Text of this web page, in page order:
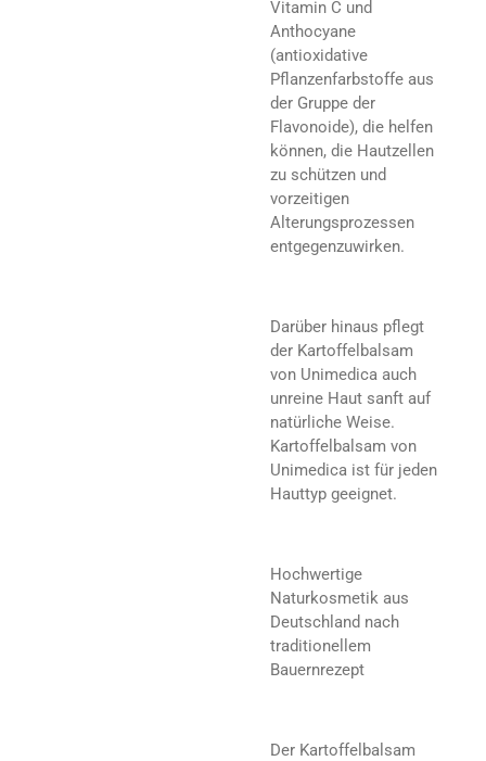
Vitamin C und
Anthocyane
(antioxidative
Pflanzenfarbstoffe aus
der Gruppe der
Flavonoide), die helfen
können, die Hautzellen
zu schützen und
vorzeitigen
Alterungsprozessen
entgegenzuwirken.
Darüber hinaus pflegt
der Kartoffelbalsam
von Unimedica auch
unreine Haut sanft auf
natürliche Weise.
Kartoffelbalsam von
Unimedica ist für jeden
Hauttyp geeignet.
Hochwertige
Naturkosmetik aus
Deutschland nach
traditionellem
Bauernrezept
Der Kartoffelbalsam